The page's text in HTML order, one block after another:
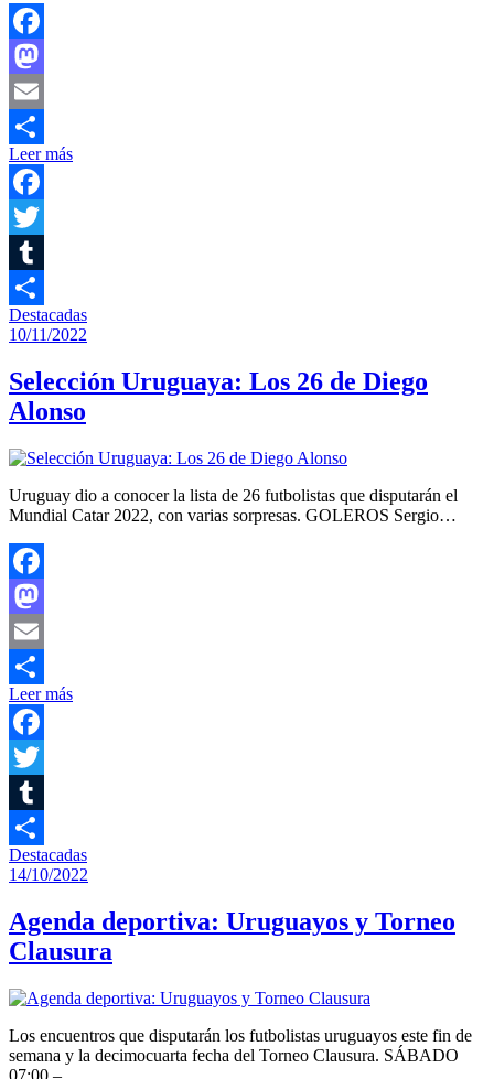
Facebook
Mastodon
Email
Compartir
Leer más
Facebook
Twitter
Tumblr
Compartir
Destacadas
10/11/2022
Selección Uruguaya: Los 26 de Diego
Alonso
Uruguay dio a conocer la lista de 26 futbolistas que disputarán el
Mundial Catar 2022, con varias sorpresas. GOLEROS Sergio…
Facebook
Mastodon
Email
Compartir
Leer más
Facebook
Twitter
Tumblr
Compartir
Destacadas
14/10/2022
Agenda deportiva: Uruguayos y Torneo
Clausura
Los encuentros que disputarán los futbolistas uruguayos este fin de
semana y la decimocuarta fecha del Torneo Clausura. SÁBADO
07:00 –…